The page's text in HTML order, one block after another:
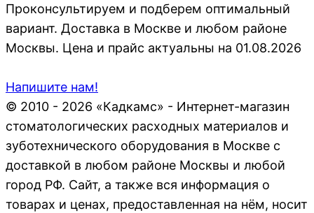
Проконсультируем и подберем оптимальный
вариант. Доставка в Москве и любом районе
Москвы. Цена и прайс актуальны на 01.08.2026
Напишите нам!
© 2010 - 2026 «Кадкамс» - Интернет-магазин
стоматологических расходных материалов и
зуботехнического оборудования в Москве с
доставкой в любом районе Москвы и любой
город РФ. Сайт, а также вся информация о
товарах и ценах, предоставленная на нём, носит